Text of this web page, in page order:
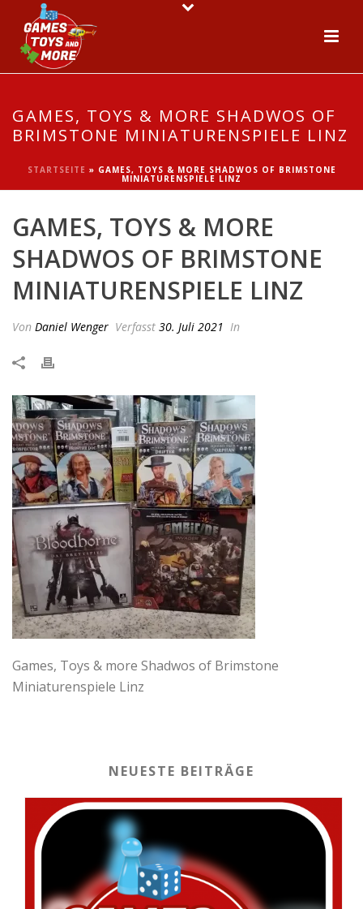
GAMES, TOYS & MORE SHADWOS OF
BRIMSTONE MINIATURENSPIELE LINZ
STARTSEITE » GAMES, TOYS & MORE SHADWOS OF BRIMSTONE
MINIATURENSPIELE LINZ
GAMES, TOYS & MORE
SHADWOS OF BRIMSTONE
MINIATURENSPIELE LINZ
Von Daniel Wenger Verfasst 30. Juli 2021 In
Games, Toys & more Shadwos of Brimstone
Miniaturenspiele Linz
NEUESTE BEITRÄGE